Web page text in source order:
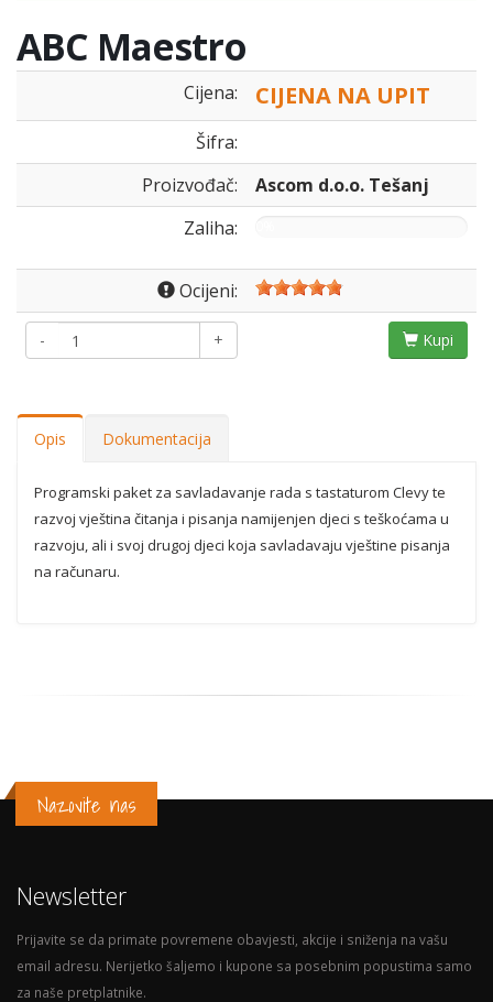
ABC Maestro
Cijena: CIJENA NA UPIT
Šifra:
Proizvođač:
Ascom d.o.o. Tešanj
Zaliha:
Ocijeni:
- + Kupi
Opis Dokumentacija
Programski paket za savladavanje rada s tastaturom Clevy te
razvoj vještina čitanja i pisanja namijenjen djeci s teškoćama u
razvoju, ali i svoj drugoj djeci koja savladavaju vještine pisanja
na računaru.
Nazovite nas
Newsletter
Prijavite se da primate povremene obavjesti, akcije i sniženja na vašu
email adresu. Nerijetko šaljemo i kupone sa posebnim popustima samo
za naše pretplatnike.